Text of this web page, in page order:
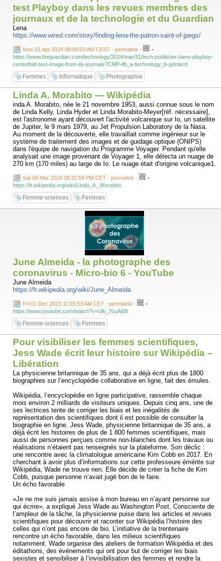
test Playboy dans les revues membres des
journaux et de la technologie et du Guardian
Lena
https://www.wired.com/story/finding-lena-the-patron-saint-of-jpegs/
Mon 01 Apr 2024 08:00:03 AM CEST - permalink - -
https://www.theguardian.com/technology/2024/mar/31/tech-publisher-bans-playboy-
centrefold-test-image-from-its-journals?CMP=fb_a-technology_b-gdntech
Femmes Informatique Photographie
Linda A. Morabito — Wikipédia
inda A. Morabito, née le 21 novembre 1953, aussi connue sous le nom
de Linda Kelly, Linda Hyder et Linda Morabito-Meyer[réf. nécessaire],
est l'astronome ayant découvert l'activité volcanique sur Io, un satellite
de Jupiter, le 9 mars 1979, au Jet Propulsion Laboratory de la Nasa.
Au moment de la découverte, elle travaillait comme ingénieur sur le
système de traitement des images et de guidage optique (ONIPS)
dans l'équipe de navigation du Programme Voyager. Pendant qu'elle
analysait une image provenant de Voyager 1, elle détecta un nuage de
270 km (170 miles) au large de Io. Le nuage était d'origine volcanique1.
Sat 09 Mar 2024 08:32:59 PM CET - permalink - -
https://fr.wikipedia.org/wiki/Linda_A._Morabito
Femme-sciences Femmes
June Almeida - la photographe des
coronavirus - Micro-bio 6 - YouTube
June Almeida
https://fr.wikipedia.org/wiki/June_Almeida
Fri 01 Dec 2023 11:01:53 AM CET - permalink - -
https://www.youtube.com/watch?v=Ulk_7cuAi08
Femme-sciences Femmes
Pour visibiliser les femmes scientifiques,
Jess Wade écrit leur histoire sur Wikipédia –
Libération
La physicienne britannique de 35 ans, qui a déjà écrit plus de 1800
biographies sur l’encyclopédie collaborative en ligne, fait des émules.
Wikipédia, l’encyclopédie en ligne participative, rassemble chaque
mois environ 2 milliards de visiteurs uniques. Depuis cinq ans, une de
ses lectrices tente de corriger les biais et les inégalités de
représentation des scientifiques dont il est possible de consulter la
biographie en ligne. Jess Wade, physicienne britannique de 35 ans, a
déjà écrit les histoires de plus de 1 800 femmes scientifiques, mais
aussi de personnes perçues comme non-blanches dont les travaux ou
réalisations n’étaient pas renseignés sur la plateforme. Son déclic :
une rencontre avec la climatologue américaine Kim Cobb en 2017. En
cherchant à avoir plus d’informations sur cette professeure émérite sur
Wikipédia, Wade ne trouve rien. Elle décide de créer la fiche de Kim
Cobb, puisque personne n’avait jugé bon de le faire.
Un écho favorable
«Je ne me suis jamais assise à mon bureau en n’ayant personne sur
qui écrire», a expliqué Jess Wade au Washington Post. Consciente de
l’ampleur de la tâche, la physicienne puise dans les articles et revues
scientifiques pour découvrir et raconter sur Wikipédia l’histoire des
celles qui n’ont pas encore de bio. L’initiative de la trentenaire
rencontre un écho favorable, dans les milieux scientifiques
notamment. Wade organise des ateliers de formation Wikipédia et des
éditathons, des événements qui ont pour but de corriger les biais
sexistes et sensibiliser à l’invisibilisation des femmes et rendre la